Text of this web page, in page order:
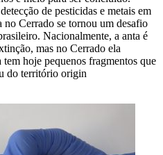
de pesticidas e metais em
no Cerrado se tornou um desafio
Nacionalmente, a anta é
mas no Cerrado ela
hoje pequenos fragmentos que
do território origin